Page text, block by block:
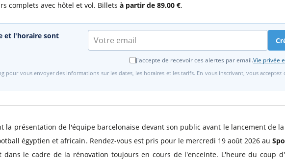
complets avec hôtel et vol. Billets à partir de 89.00 €.
et l'horaire sont
J'accepte de recevoir ces alertes par email.Vie privée
vous envoyer des informations sur les dates, les horaires et les tarifs. En vous inscrivant, vous acceptez
la présentation de l'équipe barcelonaise devant son public avant le lancement de
égyptien et africain. Rendez-vous est pris pour le mercredi 19 août 2026 au
le cadre de la rénovation toujours en cours de l'enceinte. L'heure du coup